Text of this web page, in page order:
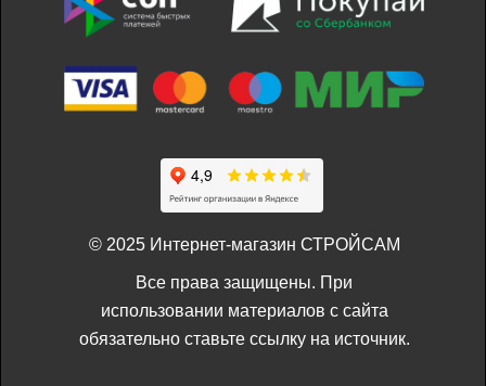
© 2025 Интернет-магазин СТРОЙСАМ
Все права защищены. При
использовании материалов с сайта
обязательно ставьте ссылку на источник.